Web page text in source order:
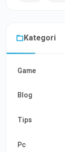
Kategori
Game
Blog
Tips
Pc